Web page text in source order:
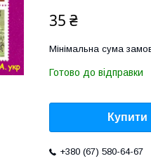
35 ₴
Мінімальна сума
Готово до відправки
Купити
+380 (67) 580-64-67